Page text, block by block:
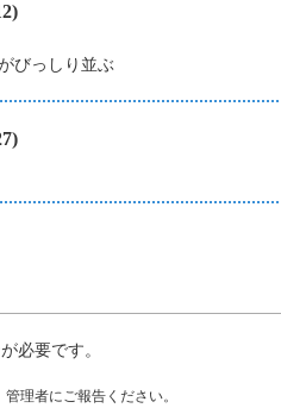
びっしり並ぶ
必要です。
理者にご報告ください。